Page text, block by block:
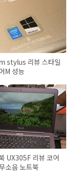
stylus 리뷰 스타일
M 성능
UX305F 리뷰 코어
소음 노트북